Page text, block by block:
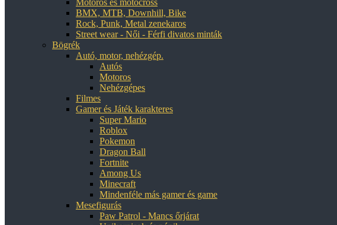
BMX, MTB, Downhill, Bike
Rock, Punk, Metal zenekaros
Street wear - Női - Férfi divatos minták
Bögrék
Autó, motor, nehézgép.
Autós
Motoros
Nehézgépes
Filmes
Gamer és Játék karakteres
Super Mario
Roblox
Pokemon
Dragon Ball
Fortnite
Among Us
Minecraft
Mindenféle más gamer és game
Mesefigurás
Paw Patrol - Mancs őrjárat